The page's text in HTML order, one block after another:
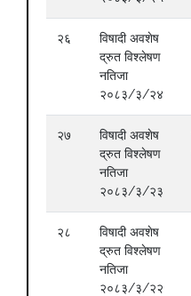
२६
विषादी अवशेष
द्रुत विश्लेषण
नतिजा
२०८३/३/२४
२७
विषादी अवशेष
द्रुत विश्लेषण
नतिजा
२०८३/३/२३
२८
विषादी अवशेष
द्रुत विश्लेषण
नतिजा
२०८३/३/२२